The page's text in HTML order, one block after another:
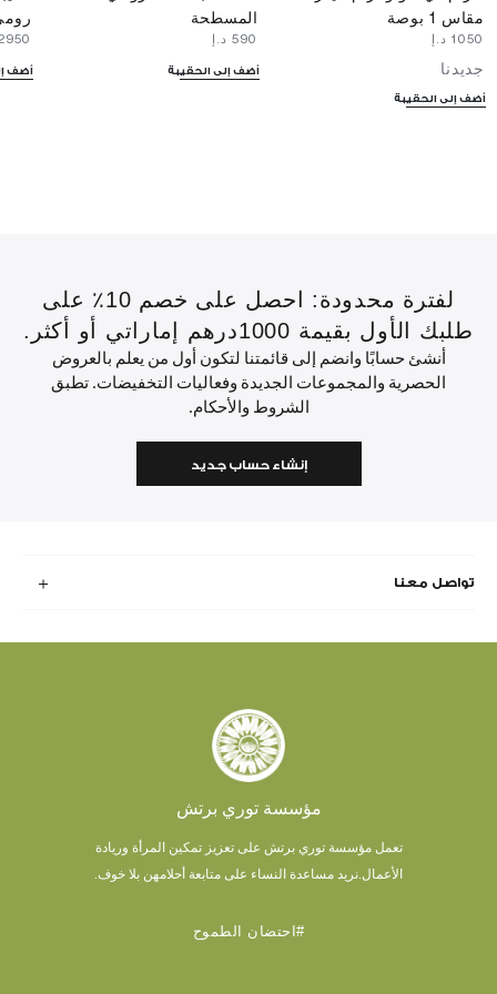
مقاس 1 بوصة
جديدنا
أضف إلى الحقيبة
المسطحة
أضف إلى الحقيبة أضف
لفترة محدودة: احصل على خصم 10٪ على
طلبك الأول بقيمة 1000درهم إماراتي أو أكثر.
أنشئ حسابًا وانضم إلى قائمتنا لتكون أول من يعلم بالعروض
الحصرية والمجموعات الجديدة وفعاليات التخفيضات. تطبق
الشروط والأحكام.
إنشاء حساب جديد
تواصل معنا
مؤسسة توري برتش
تعمل مؤسسة توري برتش على تعزيز تمكين المرأة وريادة
الأعمال. نريد مساعدة النساء على متابعة أحلامهن بلا خوف.
#احتضان الطموح